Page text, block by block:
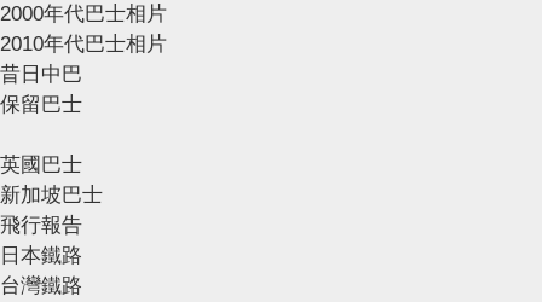
2000年代巴士相片
2010年代巴士相片
昔日中巴
保留巴士
英國巴士
新加坡巴士
飛行報告
日本鐵路
台灣鐵路